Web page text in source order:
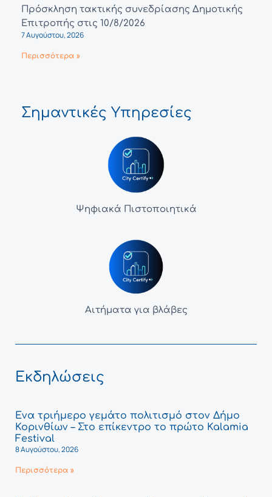
Πρόσκληση τακτικής συνεδρίασης Δημοτικής
Επιτροπής στις 10/8/2026
7 Αυγούστου, 2026
Περισσότερα »
Σημαντικές Υπηρεσίες
Ψηφιακά Πιστοποιητικά
Αιτήματα για βλάβες
Εκδηλώσεις
Ένα τριήμερο γεμάτο πολιτισμό στον Δήμο
Κορινθίων – Στο επίκεντρο το πρώτο Kalamia
Festival
8 Αυγούστου, 2026
Περισσότερα »